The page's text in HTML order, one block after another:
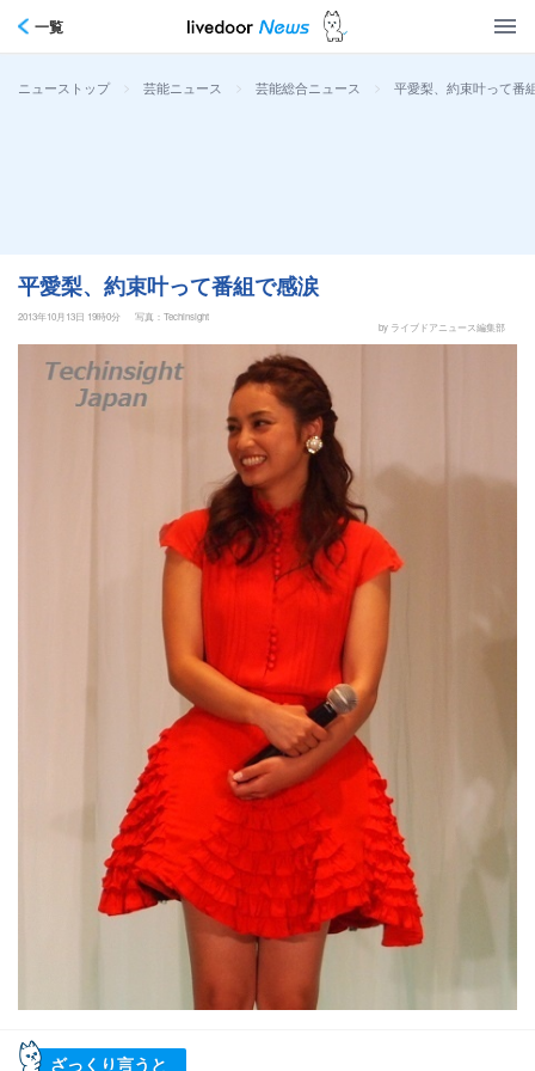
一覧
ニューストップ > 芸能ニュース > 芸能総合ニュース > 平愛梨、約束叶って番
平愛梨、約束叶って番組で感涙
2013年10月13日 19時0分
写真：Techinsight
by ライブドアニュース編集部
ざっくり言うと